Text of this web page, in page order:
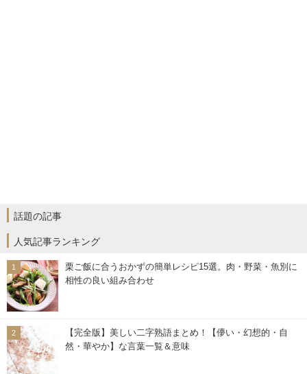
話題の記事
人気記事ランキング
栗ご飯に合うおかずの簡単レシピ15選。肉・野菜・魚別に
相性の良い組み合わせ
【完全版】美しい二字熟語まとめ！【儚い・幻想的・自
然・華やか】な言葉一覧＆意味